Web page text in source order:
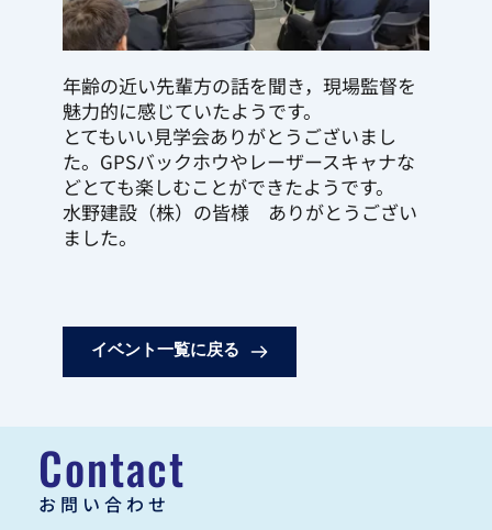
年齢の近い先輩方の話を聞き，現場監督を
魅力的に感じていたようです。
とてもいい見学会ありがとうございまし
た。GPSバックホウやレーザースキャナな
どとても楽しむことができたようです。
水野建設（株）の皆様　ありがとうござい
ました。
イベント一覧に戻る
Contact
お問い合わせ